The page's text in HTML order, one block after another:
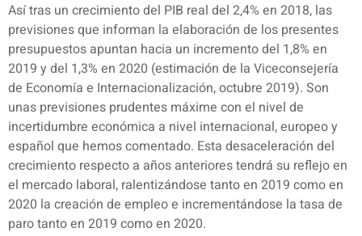
Así tras un crecimiento del PIB real del 2,4% en 2018, las
previsiones que informan la elaboración de los presentes
presupuestos apuntan hacia un incremento del 1,8% en
2019 y del 1,3% en 2020 (estimación de la Viceconsejería
de Economía e Internacionalización, octubre 2019). Son
unas previsiones prudentes máxime con el nivel de
incertidumbre económica a nivel internacional, europeo y
español que hemos comentado. Esta desaceleración del
crecimiento respecto a años anteriores tendrá su reflejo en
el mercado laboral, ralentizándose tanto en 2019 como en
2020 la creación de empleo e incrementándose la tasa de
paro tanto en 2019 como en 2020.